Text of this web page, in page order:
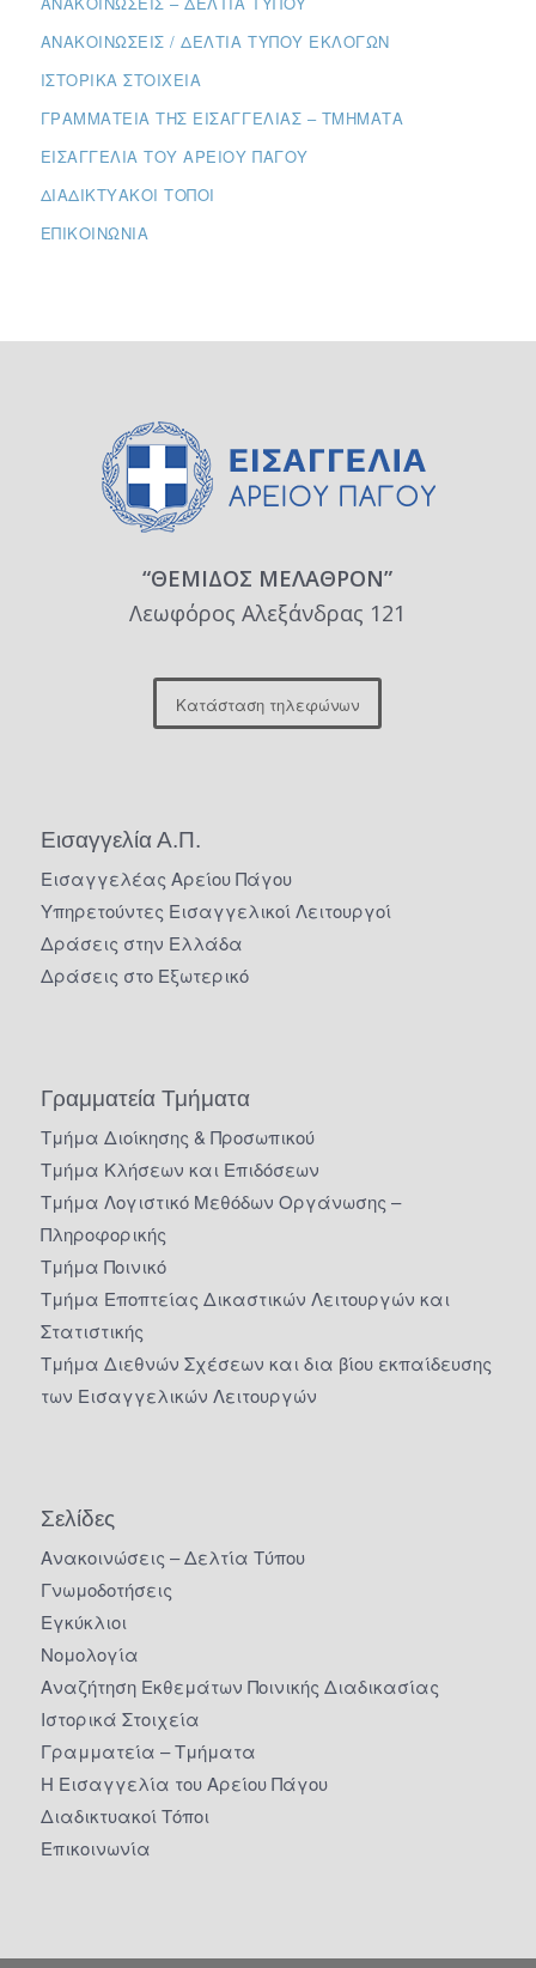
ΑΝΑΚΟΙΝΏΣΕΙΣ / ΔΕΛΤΊΑ ΤΎΠΟΥ ΕΚΛΟΓΏΝ
ΙΣΤΟΡΙΚΆ ΣΤΟΙΧΕΊΑ
ΓΡΑΜΜΑΤΕΊΑ ΤΗΣ ΕΙΣΑΓΓΕΛΊΑΣ – ΤΜΉΜΑΤΑ
ΕΙΣΑΓΓΕΛΊΑ ΤΟΥ ΑΡΕΊΟΥ ΠΆΓΟΥ
ΔΙΑΔΙΚΤΥΑΚΟΊ ΤΌΠΟΙ
ΕΠΙΚΟΙΝΩΝΊΑ
“ΘΕΜΙΔΟΣ ΜΕΛΑΘΡΟΝ”
Λεωφόρος Αλεξάνδρας 121
Κατάσταση τηλεφώνων
Εισαγγελία Α.Π.
Εισαγγελέας Αρείου Πάγου
Υπηρετούντες Εισαγγελικοί Λειτουργοί
Δράσεις στην Ελλάδα
Δράσεις στο Εξωτερικό
Γραμματεία Τμήματα
Τμήμα Διοίκησης & Προσωπικού
Τμήμα Κλήσεων και Επιδόσεων
Τμήμα Λογιστικό Μεθόδων Οργάνωσης –
Πληροφορικής
Τμήμα Ποινικό
Τμήμα Εποπτείας Δικαστικών Λειτουργών και
Στατιστικής
Τμήμα Διεθνών Σχέσεων και δια βίου εκπαίδευσης
των Εισαγγελικών Λειτουργών
Σελίδες
Ανακοινώσεις – Δελτία Τύπου
Γνωμοδοτήσεις
Εγκύκλιοι
Νομολογία
Αναζήτηση Εκθεμάτων Ποινικής Διαδικασίας
Ιστορικά Στοιχεία
Γραμματεία – Τμήματα
Η Εισαγγελία του Αρείου Πάγου
Διαδικτυακοί Τόποι
Επικοινωνία